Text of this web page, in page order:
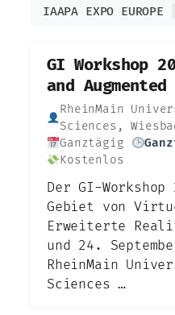
IAAPA EXPO EUROPE
GI Workshop
and
RheinMain
Sciences,
Ganztägig
Kostenlos
Der GI-Workshop
Gebiet von
Erweiterte
und 24.
RheinMain
Sciences …